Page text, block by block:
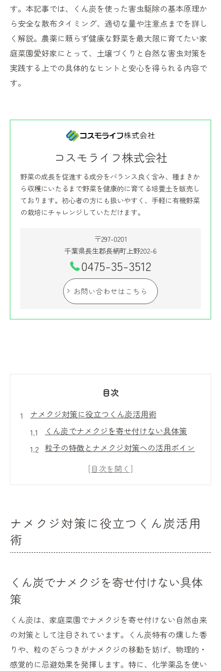
す。本記事では、くん炭を使った害虫駆除の基本原理か
ら安全な散布タイミング、適切な量や注意点までを詳し
く解説。農薬に頼らず健康な野菜を最大限に育てたい家
庭菜園愛好家にとって、土壌づくりと自然な害虫対策を
実践する上での具体的なヒントと安心を得られる内容で
す。
コスモライフ株式会社
野菜の成長を促進する成分をバランス良く含み、種まきか
ら収穫にいたるまで野菜を健康的に育てる培養土を販売し
ております。初心者の方にも扱いやすく、手軽に有機野菜
の栽培にチャレンジしていただけます。
〒297-0201
千葉県長生郡長柄町上野202-6
0475-35-3512
お問い合わせはこちら
目次
ナメクジ対策に役立つくん炭活用術
くん炭でナメクジを寄せ付けない具体策
粒子の特徴とナメクジ対策への活用ポイン
くん炭 ナメクジ対策の成功事例とコツ
正しいくん炭のまき方で効果を最大化
くん炭の使い方と土壌へのメリット
害虫を寄せ付けない家庭菜園の秘密
くん炭で害虫を減らす家庭菜園の工夫
ナメクジ対策に役立つくん炭活用
術
くん炭でナメクジを寄せ付けない具体
策
くん炭は、家庭菜園でナメクジを寄せ付けない自然由来
の対策として注目されています。くん炭特有の燻した香
りや、粒のざらつきがナメクジの移動を妨げ、物理的・
感覚的に忌避効果を発揮します。特に、化学薬品を使い